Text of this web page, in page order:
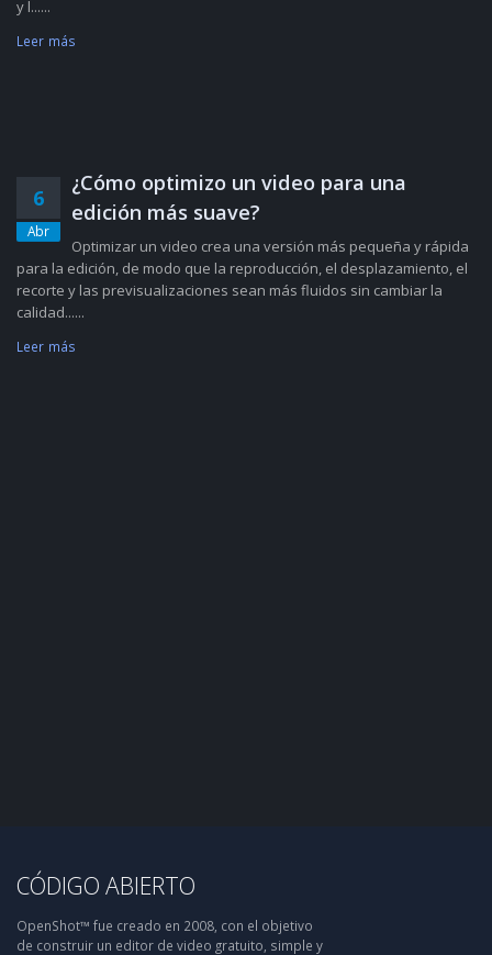
y l......
Leer más
6
Abr
¿Cómo optimizo un video para una
edición más suave?
Optimizar un video crea una versión más pequeña y rápida
para la edición, de modo que la reproducción, el desplazamiento, el
recorte y las previsualizaciones sean más fluidos sin cambiar la
calidad......
Leer más
CÓDIGO ABIERTO
OpenShot™ fue creado en 2008, con el objetivo
de construir un editor de video gratuito, simple y